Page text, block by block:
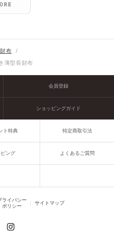
布
/
薄型長財布
会員登録
ショッピングガイド
ト特典 特定商取引法
ング よくあるご質問
ライバシー
ポリシー
サイトマップ